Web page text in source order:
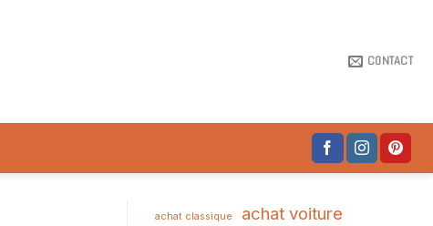
CONTACT
achat classique achat voiture